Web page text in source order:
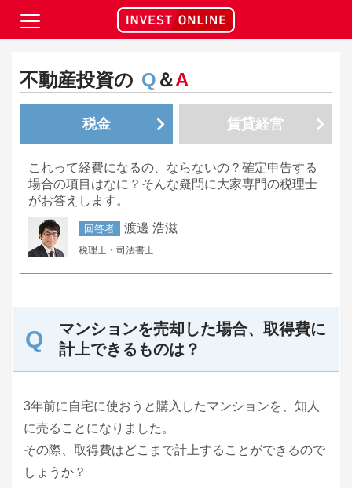
不動産投資の Q ＆A
税金 賃貸経営
これって経費になるの、ならないの？確定申告する
場合の項目はなに？そんな疑問に大家専門の税理士
がお答えします。
回答者 渡邊 浩滋
税理士・司法書士
マンションを売却した場合、取得費に
計上できるものは？
3年前に自宅に使おうと購入したマンションを、知人
に売ることになりました。
その際、取得費はどこまで計上することができるので
しょうか？